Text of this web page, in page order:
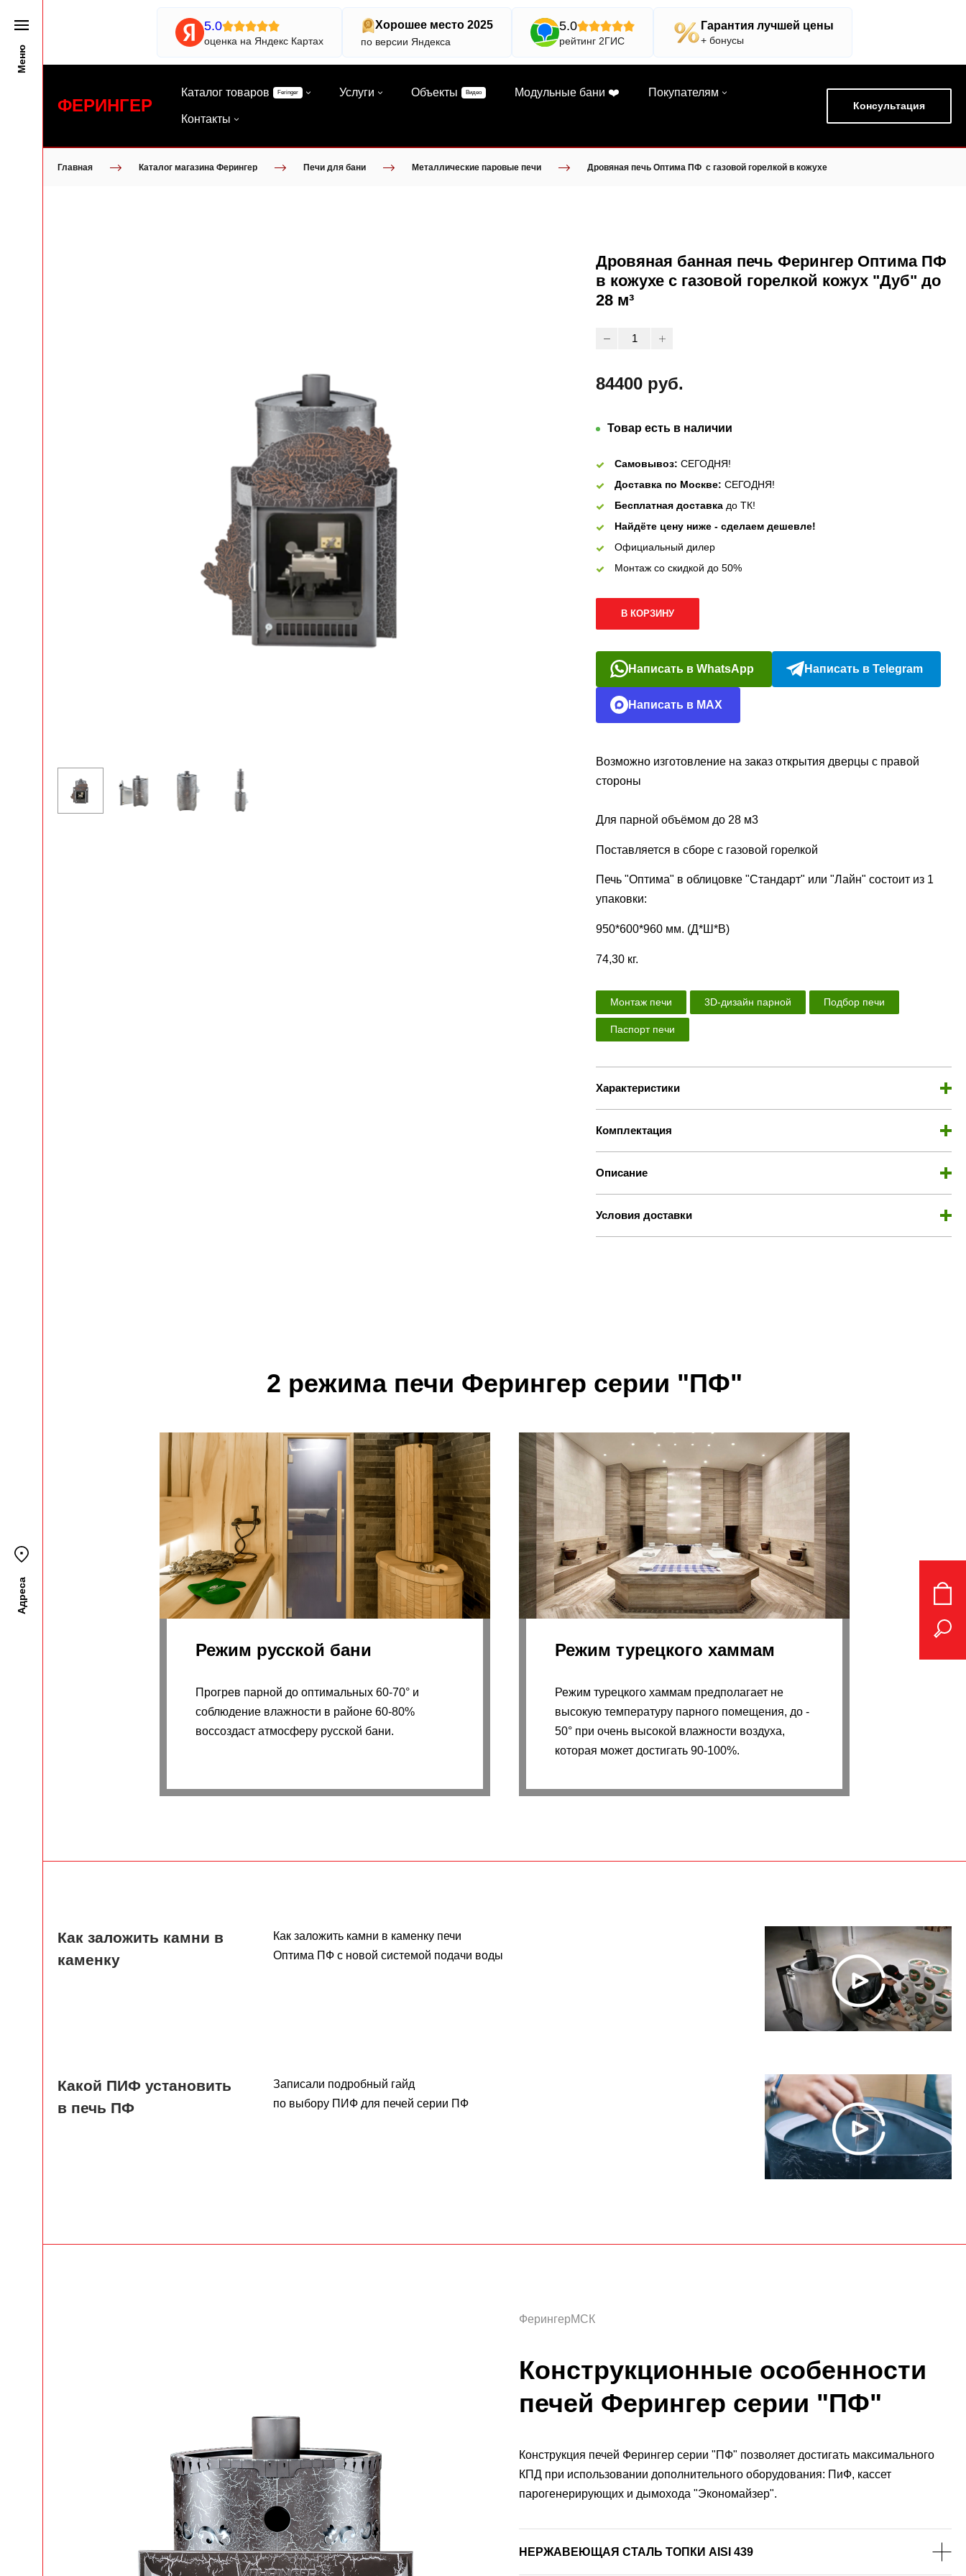
Меню
Адреса
5.0
оценка на Яндекс Картах
Хорошее место 2025
по версии Яндекса
5.0
рейтинг 2ГИС
Гарантия лучшей цены
+ бонусы
ФЕРИНГЕР
Каталог товаров Feringer Услуги Объекты Видео Модульные бани ❤️ Покупателям
Контакты
Консультация
Главная Каталог магазина Ферингер Печи для бани Металлические паровые печи Дровяная печь Оптима ПФ c газовой горелкой в кожухе
Дровяная банная печь Ферингер Оптима ПФ
в кожухе с газовой горелкой кожух "Дуб" до
28 м³
84400 руб.
Товар есть в наличии
Самовывоз: СЕГОДНЯ!
Доставка по Москве: СЕГОДНЯ!
Бесплатная доставка до ТК!
Найдёте цену ниже - сделаем дешевле!
Официальный дилер
Монтаж со скидкой до 50%
В КОРЗИНУ
Написать в WhatsApp Написать в Telegram
Написать в MAX
Возможно изготовление на заказ открытия дверцы с правой
стороны
Для парной объёмом до 28 м3
Поставляется в сборе с газовой горелкой
Печь "Оптима" в облицовке "Стандарт" или "Лайн" состоит из 1
упаковки:
950*600*960 мм. (Д*Ш*В)
74,30 кг.
Монтаж печи 3D-дизайн парной Подбор печи
Паспорт печи
Характеристики
Комплектация
Описание
Условия доставки
2 режима печи Ферингер серии "ПФ"
Режим русской бани
Прогрев парной до оптимальных 60-70° и
соблюдение влажности в районе 60-80%
воссоздаст атмосферу русской бани.
Режим турецкого хаммам
Режим турецкого хаммам предполагает не
высокую температуру парного помещения, до -
50° при очень высокой влажности воздуха,
которая может достигать 90-100%.
Как заложить камни в
каменку
Как заложить камни в каменку печи
Оптима ПФ с новой системой подачи воды
Какой ПИФ установить
в печь ПФ
Записали подробный гайд
по выбору ПИФ для печей серии ПФ
ФерингерМСК
Конструкционные особенности
печей Ферингер серии "ПФ"
Конструкция печей Ферингер серии "ПФ" позволяет достигать максимального
КПД при использовании дополнительного оборудования: ПиФ, кассет
парогенерирующих и дымохода "Экономайзер".
НЕРЖАВЕЮЩАЯ СТАЛЬ ТОПКИ AISI 439